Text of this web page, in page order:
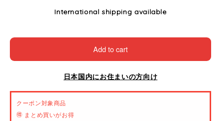
International shipping available
Add to cart
日本国内にお住まいの方向け
クーポン対象商品
🉐 まとめ買いがお得